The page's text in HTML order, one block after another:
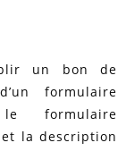
un bon de
formulaire
formulaire
la description